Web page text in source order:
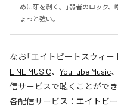
めに牙を剥く。」弱者のロック
ょっと強い。
なお「エイトビートスウィー
LINE MUSIC、 YouTube Music、
信サービスで聴くことができ
各配信サービス： エイトビ